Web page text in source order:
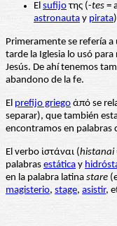
El sufijoτης (-tes =
astronauta y pirata
Primeramente se refería
tarde la Iglesia lo usó
Jesús. De ahí tenemos
abandono de la fe.
El prefijo griego ἀπό se
separar), que también
encontramos en palabras
El verbo ἱστάναι (histanai
palabras estática y
en la palabra latina stare
magisterio, stage, asistir,